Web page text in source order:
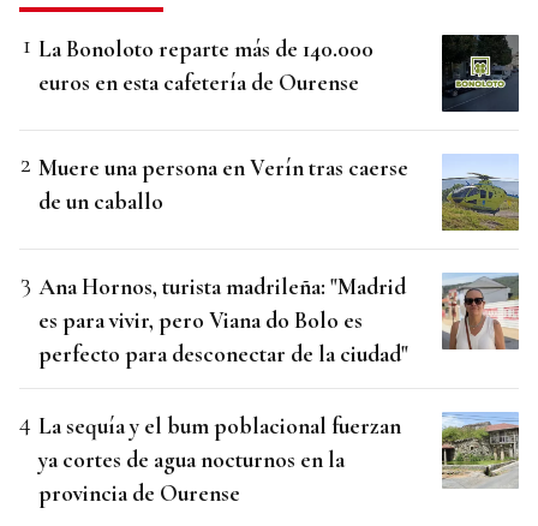
La Bonoloto reparte más de 140.000
euros en esta cafetería de Ourense
Muere una persona en Verín tras caerse
de un caballo
Ana Hornos, turista madrileña: "Madrid
es para vivir, pero Viana do Bolo es
perfecto para desconectar de la ciudad"
La sequía y el bum poblacional fuerzan
ya cortes de agua nocturnos en la
provincia de Ourense